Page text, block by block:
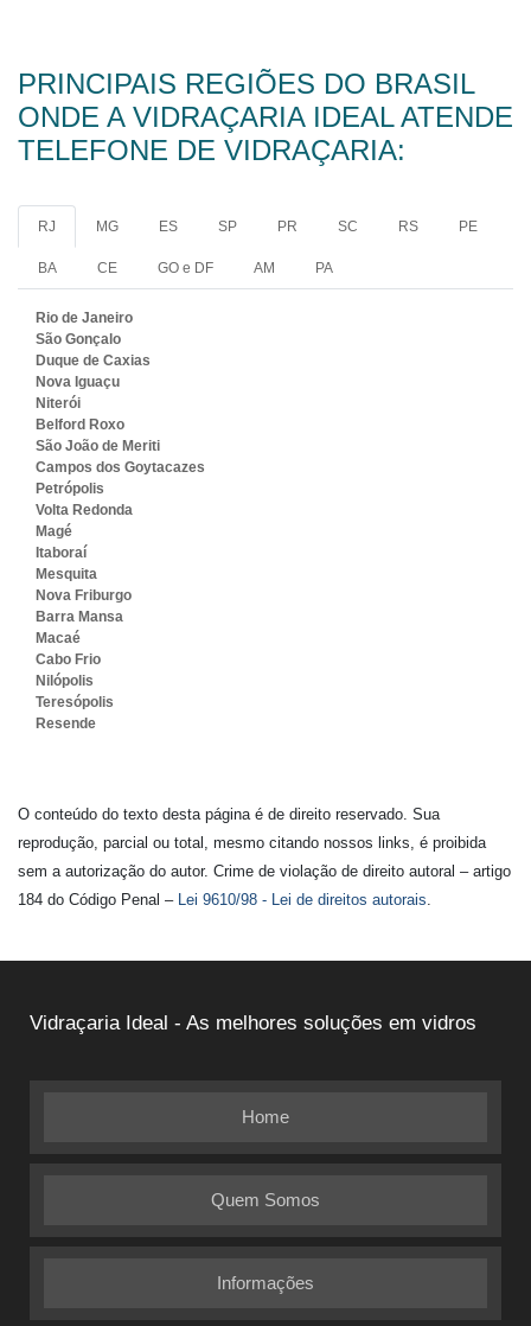
PRINCIPAIS REGIÕES DO BRASIL
ONDE A VIDRAÇARIA IDEAL ATENDE
TELEFONE DE VIDRAÇARIA:
RJ MG ES SP PR SC RS PE
BA CE GO e DF AM PA
Rio de Janeiro
São Gonçalo
Duque de Caxias
Nova Iguaçu
Niterói
Belford Roxo
São João de Meriti
Campos dos Goytacazes
Petrópolis
Volta Redonda
Magé
Itaboraí
Mesquita
Nova Friburgo
Barra Mansa
Macaé
Cabo Frio
Nilópolis
Teresópolis
Resende
O conteúdo do texto desta página é de direito reservado. Sua
reprodução, parcial ou total, mesmo citando nossos links, é proibida
sem a autorização do autor. Crime de violação de direito autoral – artigo
184 do Código Penal – Lei 9610/98 - Lei de direitos autorais.
Vidraçaria Ideal - As melhores soluções em vidros
Home
Quem Somos
Informações